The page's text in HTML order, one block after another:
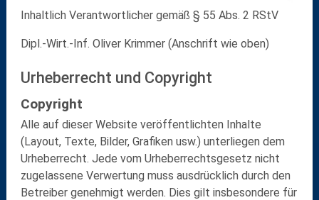
Inhaltlich Verantwortlicher gemäß § 55 Abs. 2 RStV
Dipl.-Wirt.-Inf. Oliver Krimmer (Anschrift wie oben)
Urheberrecht und Copyright
Copyright
Alle auf dieser Website veröffentlichten Inhalte
(Layout, Texte, Bilder, Grafiken usw.) unterliegen dem
Urheberrecht. Jede vom Urheberrechtsgesetz nicht
zugelassene Verwertung muss ausdrücklich durch den
Betreiber genehmigt werden. Dies gilt insbesondere für